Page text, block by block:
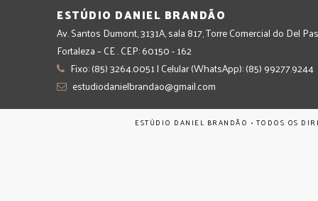
ESTÚDIO DANIEL BRANDÃO
Av. Santos Dumont, 3131A, sala 817, Torre Comercial do Del
Fortaleza – CE . CEP: 60150 - 162
Fixo: (85) 3264.0051 | Celular (WhatsApp): (85) 99277.9244
estudiodanielbrandao@gmail.com
ESTÚDIO DANIEL BRANDÃO • TODOS OS